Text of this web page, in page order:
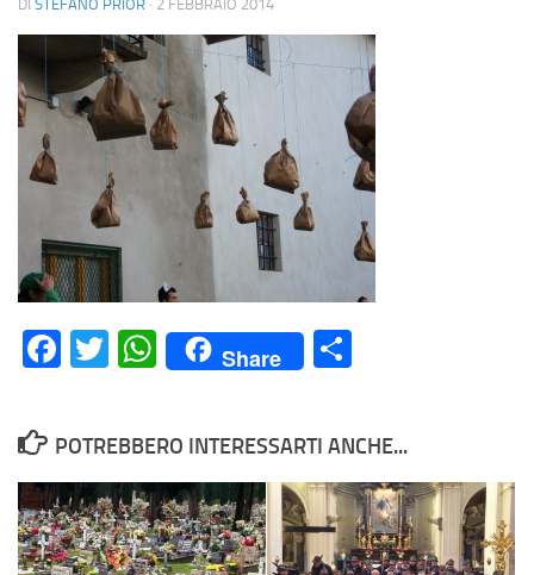
DI STEFANO PRIOR · 2 FEBBRAIO 2014
Facebook
Twitter
WhatsApp
Share
POTREBBERO INTERESSARTI ANCHE...